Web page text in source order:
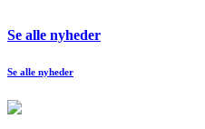
Se alle nyheder
Se alle nyheder